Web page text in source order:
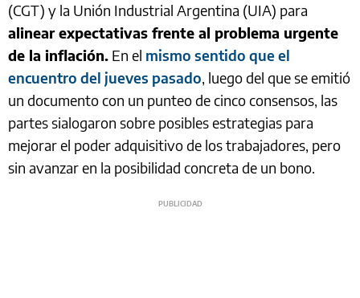
(CGT) y la Unión Industrial Argentina (UIA) para
alinear expectativas frente al problema urgente
de la inflación. En el mismo sentido que el
encuentro del jueves pasado, luego del que se emitió
un documento con un punteo de cinco consensos, las
partes sialogaron sobre posibles estrategias para
mejorar el poder adquisitivo de los trabajadores, pero
sin avanzar en la posibilidad concreta de un bono.